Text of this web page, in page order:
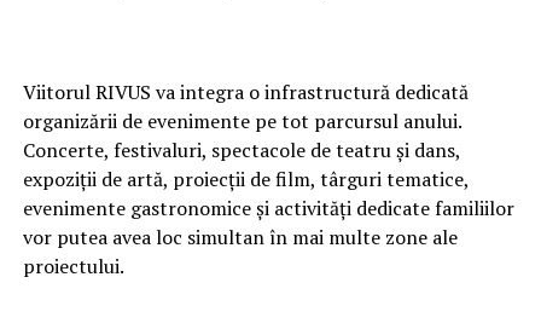
Viitorul RIVUS va integra o infrastructură dedicată
organizării de evenimente pe tot parcursul anului.
Concerte, festivaluri, spectacole de teatru și dans,
expoziții de artă, proiecții de film, târguri tematice,
evenimente gastronomice și activități dedicate familiilor
vor putea avea loc simultan în mai multe zone ale
proiectului.